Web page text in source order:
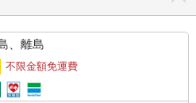
、離島
不限金額免運費